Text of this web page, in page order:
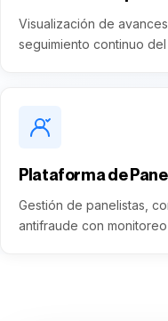
Visualización de
seguimiento continuo
Plataforma de
Gestión de panelistas,
antifraude con